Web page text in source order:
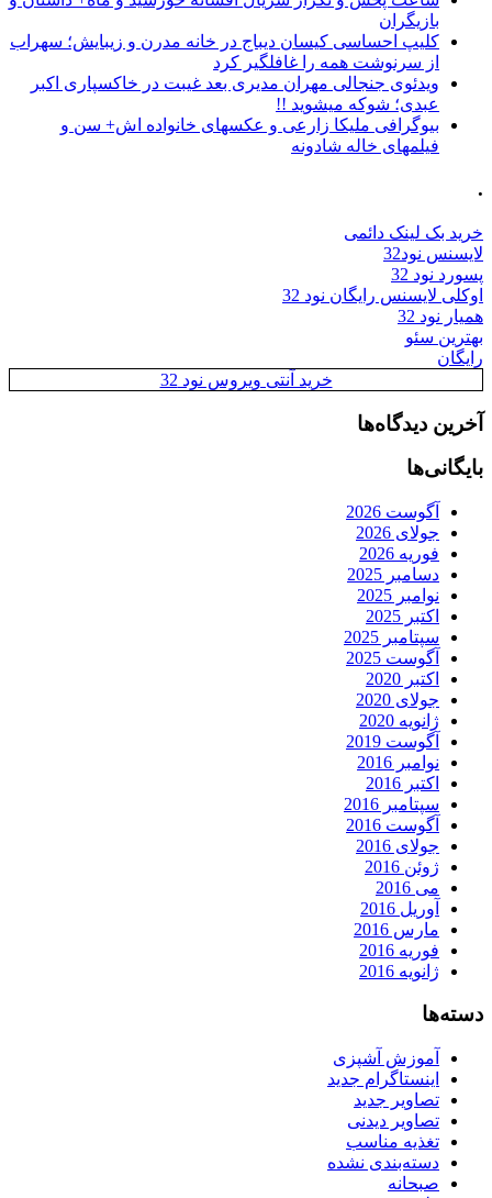
بازیگران
کلیپ احساسی کیسان دیباج در خانه مدرن و زیبایش؛ سهراب
از سرنوشت همه را غافلگیر کرد
ویدئوی جنجالی مهران مدیری بعد غیبت در خاکسپاری اکبر
عبدی؛ شوکه میشوید !!
بیوگرافی ملیکا زارعی و عکسهای خانواده اش+ سن و
فیلمهای خاله شادونه
.
خرید بک لینک دائمی
لایسنس نود32
پسورد نود 32
اوکلی لایسنس رایگان نود 32
همیار نود 32
بهترین سئو
رایگان
خرید آنتی ویروس نود 32
آخرین دیدگاه‌ها
بایگانی‌ها
آگوست 2026
جولای 2026
فوریه 2026
دسامبر 2025
نوامبر 2025
اکتبر 2025
سپتامبر 2025
آگوست 2025
اکتبر 2020
جولای 2020
ژانویه 2020
آگوست 2019
نوامبر 2016
اکتبر 2016
سپتامبر 2016
آگوست 2016
جولای 2016
ژوئن 2016
می 2016
آوریل 2016
مارس 2016
فوریه 2016
ژانویه 2016
دسته‌ها
آموزش آشپزی
اینستاگرام جدید
تصاویر جدید
تصاویر دیدنی
تغذیه مناسب
دسته‌بندی نشده
صبحانه